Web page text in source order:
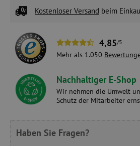
Kostenloser Versand beim
4,85/5
Mehr als 1.050
Nachhaltiger E-Shop
Wir nehmen die Umwelt
Schutz der Mitarbeiter
Haben Sie Fragen?